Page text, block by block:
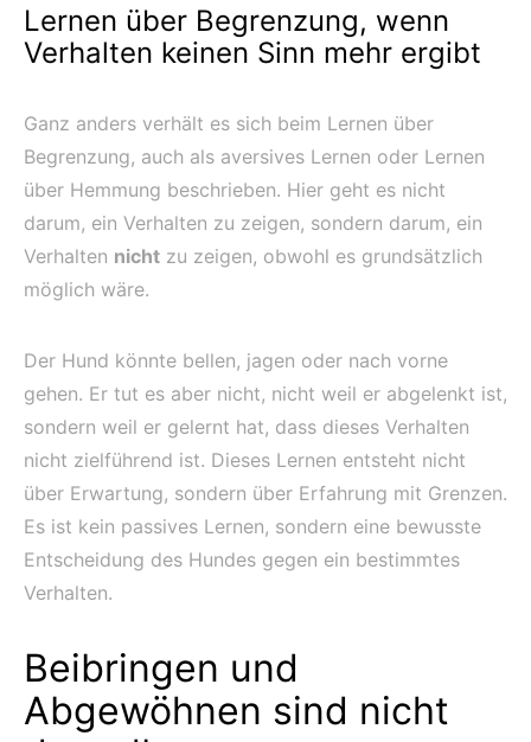
Lernen über Begrenzung, wenn
Verhalten keinen Sinn mehr ergibt
Ganz anders verhält es sich beim Lernen über
Begrenzung, auch als aversives Lernen oder Lernen
über Hemmung beschrieben. Hier geht es nicht
darum, ein Verhalten zu zeigen, sondern darum, ein
Verhalten nicht zu zeigen, obwohl es grundsätzlich
möglich wäre.
Der Hund könnte bellen, jagen oder nach vorne
gehen. Er tut es aber nicht, nicht weil er abgelenkt ist,
sondern weil er gelernt hat, dass dieses Verhalten
nicht zielführend ist. Dieses Lernen entsteht nicht
über Erwartung, sondern über Erfahrung mit Grenzen.
Es ist kein passives Lernen, sondern eine bewusste
Entscheidung des Hundes gegen ein bestimmtes
Verhalten.
Beibringen und
Abgewöhnen sind nicht